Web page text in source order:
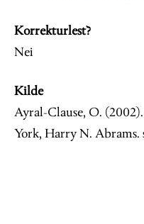
Korrekturlest?
Nei
Kilde
Ayral-Clause, O.
York, Harry N. Abrams.